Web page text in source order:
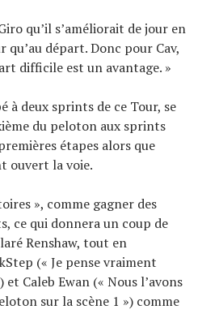
qu’il s’améliorait de jour en
départ. Donc pour Cav,
difficile est un avantage. »
à deux sprints de ce Tour, se
du peloton aux sprints
étapes alors que
ouvert la voie.
», comme gagner des
ce qui donnera un coup de
Renshaw, tout en
(« Je pense vraiment
Caleb Ewan (« Nous l’avons
sur la scène 1 ») comme